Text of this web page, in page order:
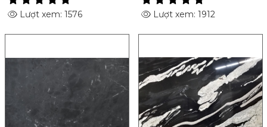
Lượt xem: 1576 Lượt xem: 1912